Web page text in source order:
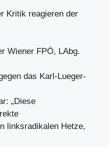
Kritik reagieren der
Wiener FPÖ, LAbg.
das Karl-Lueger-
„Diese
linksradikalen Hetze,